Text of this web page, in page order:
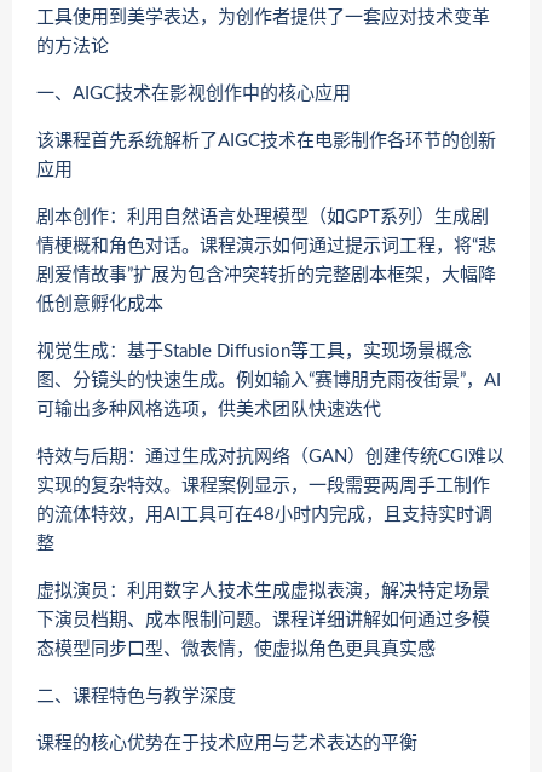
工具使用到美学表达，为创作者提供了一套应对技术变革
的方法论
一、AIGC技术在影视创作中的核心应用
该课程首先系统解析了AIGC技术在电影制作各环节的创新
应用
​​剧本创作​​：利用自然语言处理模型（如GPT系列）生成剧
情梗概和角色对话。课程演示如何通过提示词工程，将“悲
剧爱情故事”扩展为包含冲突转折的完整剧本框架，大幅降
低创意孵化成本
​​视觉生成​​：基于Stable Diffusion等工具，实现场景概念
图、分镜头的快速生成。例如输入“赛博朋克雨夜街景”，AI
可输出多种风格选项，供美术团队快速迭代
​​特效与后期​​：通过生成对抗网络（GAN）创建传统CGI难以
实现的复杂特效。课程案例显示，一段需要两周手工制作
的流体特效，用AI工具可在48小时内完成，且支持实时调
整
​​虚拟演员​​：利用数字人技术生成虚拟表演，解决特定场景
下演员档期、成本限制问题。课程详细讲解如何通过多模
态模型同步口型、微表情，使虚拟角色更具真实感
二、课程特色与教学深度
课程的核心优势在于​​技术应用与艺术表达的平衡​​